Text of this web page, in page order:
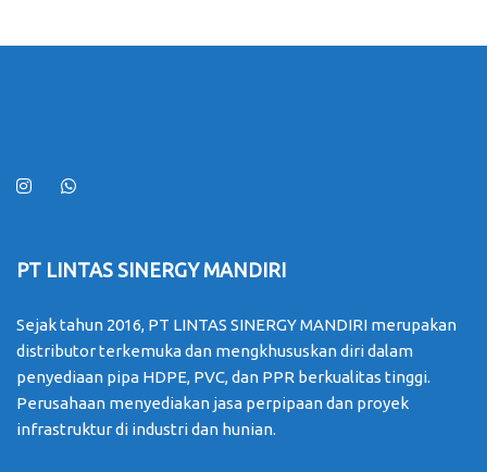
PT LINTAS SINERGY MANDIRI
Sejak tahun 2016, PT LINTAS SINERGY MANDIRI merupakan
distributor terkemuka dan mengkhususkan diri dalam
penyediaan pipa HDPE, PVC, dan PPR berkualitas tinggi.
Perusahaan menyediakan jasa perpipaan dan proyek
infrastruktur di industri dan hunian.